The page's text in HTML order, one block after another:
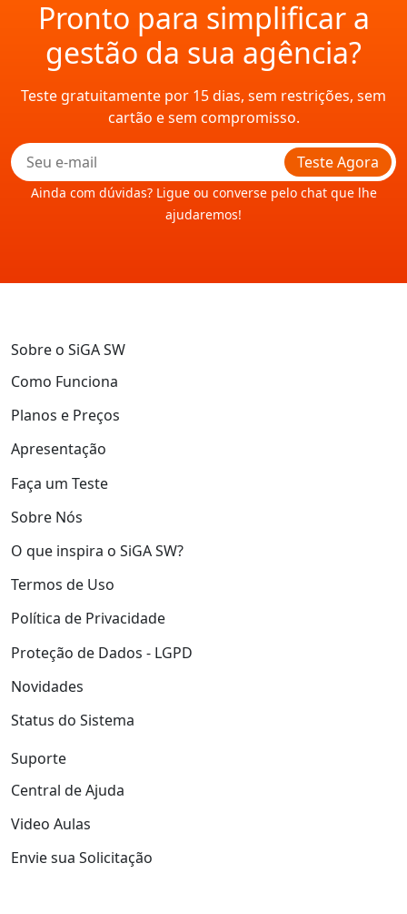
Pronto para simplificar a
gestão da sua agência?
Teste gratuitamente por 15 dias, sem restrições, sem
cartão e sem compromisso.
Teste Agora
Ainda com dúvidas? Ligue ou converse pelo chat que lhe
ajudaremos!
Sobre o SiGA SW
Como Funciona
Planos e Preços
Apresentação
Faça um Teste
Sobre Nós
O que inspira o SiGA SW?
Termos de Uso
Política de Privacidade
Proteção de Dados - LGPD
Novidades
Status do Sistema
Suporte
Central de Ajuda
Video Aulas
Envie sua Solicitação